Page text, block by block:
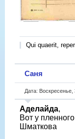
Qui quaerit,
Саня
Дата:
Аделайда,
Вот у
Шматкова